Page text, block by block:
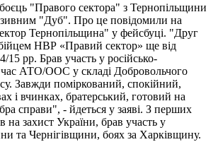
"Правого сектора" з Тернопільщини
"Дуб". Про це повідомили на
Тернопільщина" у фейсбуці. "Друг
НВР «Правий сектор» ще від
15 рр. Брав участь у російсько-
час АТО/ООС у складі Добровольчого
Завжди поміркований, спокійний,
і вчинках, братерський, готовий на
справи", - йдеться у заяві. З перших
захист України, брав участь у
та Чернігівщини, боях за Харківщину.